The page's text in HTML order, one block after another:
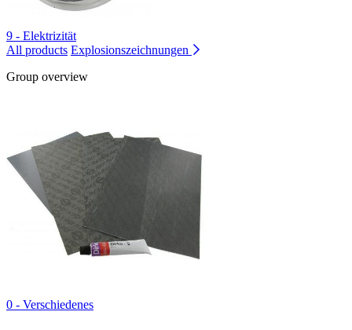
9 - Elektrizität
All products Explosionszeichnungen
Group overview
0 - Verschiedenes